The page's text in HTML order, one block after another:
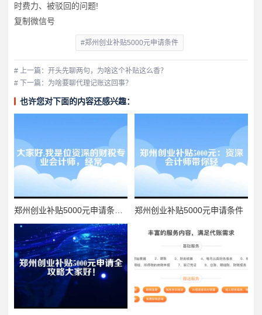
时费力、被驳回的问题!
复制微信号
#郑州创业补贴5000元申请条件
# 上一篇：开头先聊两句，为啥这个补贴这么香？
# 下一篇：为啥要聊代理记账这回事？
也许您对下面的内容还感兴趣：
郑州创业补贴5000元申请条件